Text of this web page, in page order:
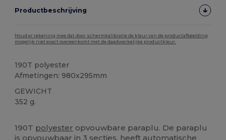
Productbeschrijving
Houd er rekening mee dat door schermkalibratie de kleur van de productafbeelding
mogelijk niet exact overeenkomt met de daadwerkelijke productkleur.
190T polyester
Afmetingen: 980x295mm
GEWICHT
352 g.
190T polyester opvouwbare paraplu. De paraplu
is opvouwbaar in 3 secties, heeft automatische